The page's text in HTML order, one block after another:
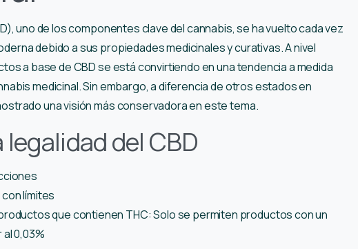
uno de los componentes clave del cannabis, se ha vuelto cada vez
debido a sus propiedades medicinales y curativas. A nivel
a base de CBD se está convirtiendo en una tendencia a medida
medicinal. Sin embargo, a diferencia de otros estados en
una visión más conservadora en este tema.
legalidad del CBD
límites
que contienen THC: Solo se permiten productos con un
0,03%